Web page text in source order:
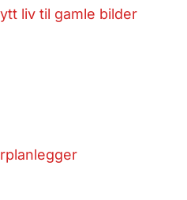
liv til gamle bilder